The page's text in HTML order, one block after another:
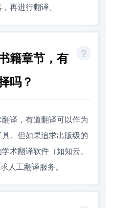
再进行翻译。
籍章节，有
吗？
译，有道翻译可以作为
。但如果追求出版级的
术翻译软件（如知云、
人工翻译服务。